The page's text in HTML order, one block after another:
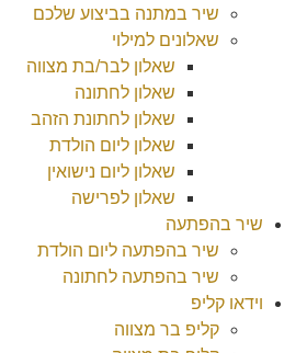
שיר במתנה בביצוע שלכם
שאלונים למילוי
שאלון לבר/בת מצווה
שאלון לחתונה
שאלון לחתונת הזהב
שאלון ליום הולדת
שאלון ליום נישואין
שאלון לפרישה
שיר בהפתעה
שיר בהפתעה ליום הולדת
שיר בהפתעה לחתונה
וידאו קליפ
קליפ בר מצווה